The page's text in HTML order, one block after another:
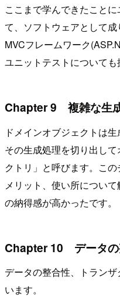
ここまで学んできたこと
て、ソフトウェアとして成
MVCフレームワーク
ユニットテストについても
Chapter 9 複雑な生
ドメインオブジェクトは
その生成処理を切り出し
クトリ」と呼びます。この
メリット、使い所につい
の納得感が高かったです。
Chapter 10 データの
データの整合性、トラン
います。